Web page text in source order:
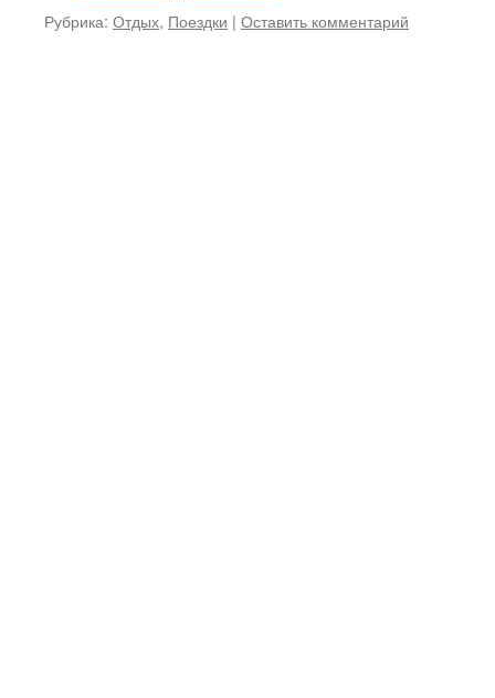
Рубрика: Отдых, Поездки | Оставить комментарий